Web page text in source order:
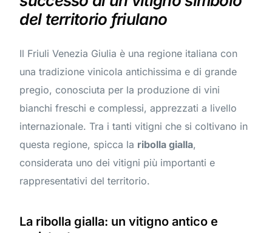
del territorio friulano
Il Friuli Venezia Giulia è una regione italiana con
una tradizione vinicola antichissima e di grande
pregio, conosciuta per la produzione di vini
bianchi freschi e complessi, apprezzati a livello
internazionale. Tra i tanti vitigni che si coltivano in
questa regione, spicca la ribolla gialla,
considerata uno dei vitigni più importanti e
rappresentativi del territorio.
La ribolla gialla: un vitigno antico e